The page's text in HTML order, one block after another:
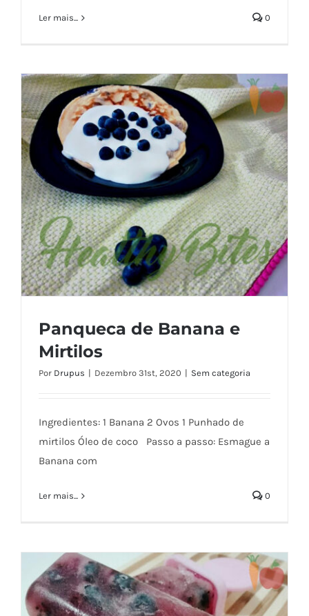
Ler mais... 0
Panqueca de Banana e Mirtilos
Panqueca de Banana e
Mirtilos
Por Drupus | Dezembro 31st, 2020 | Sem categoria
Ingredientes: 1 Banana 2 Ovos 1 Punhado de
mirtilos Óleo de coco Passo a passo: Esmague a
Banana com
Ler mais... 0